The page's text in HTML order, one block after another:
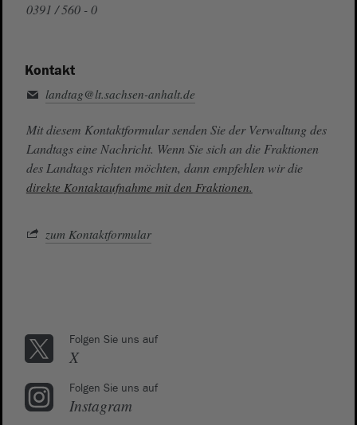
0391 / 560 - 0
Kontakt
landtag@lt.sachsen-anhalt.de
Mit diesem Kontaktformular senden Sie der Verwaltung des
Landtags eine Nachricht. Wenn Sie sich an die Fraktionen
des Landtags richten möchten, dann empfehlen wir die
direkte Kontaktaufnahme mit den Fraktionen.
zum Kontaktformular
Folgen Sie uns auf
X
Folgen Sie uns auf
Instagram